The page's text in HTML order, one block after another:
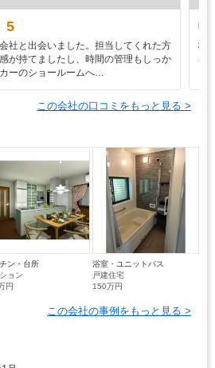
5
社と出会いました。担当してくれた方
が持てましたし、時間の管理もしっか
ーのショールームへ…
な
ろ
この会社の口コミをもっと見る >
ン・台所
ョン
円
浴室・ユニットバス
戸建住宅
150万円
この会社の事例をもっと見る >